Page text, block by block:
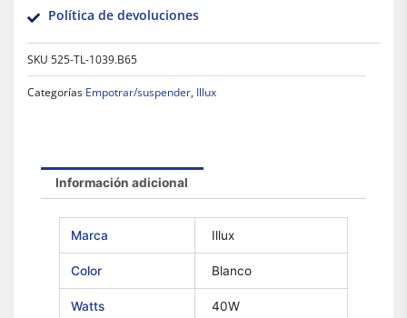
Política de devoluciones
SKU 525-TL-1039.B65
Categorías Empotrar/suspender, Illux
Información adicional
Marca Illux
Color Blanco
Watts 40W